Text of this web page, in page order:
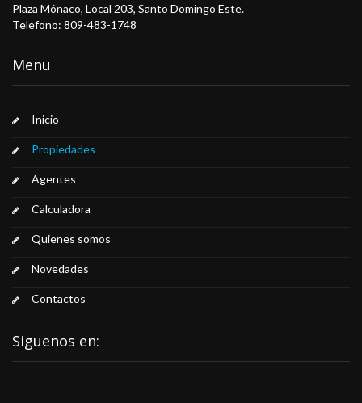
Plaza Mónaco, Local 203, Santo Domingo Este.
Telefono: 809-483-1748
Menu
Inicio
Propiedades
Agentes
Calculadora
Quienes somos
Novedades
Contactos
Siguenos en: